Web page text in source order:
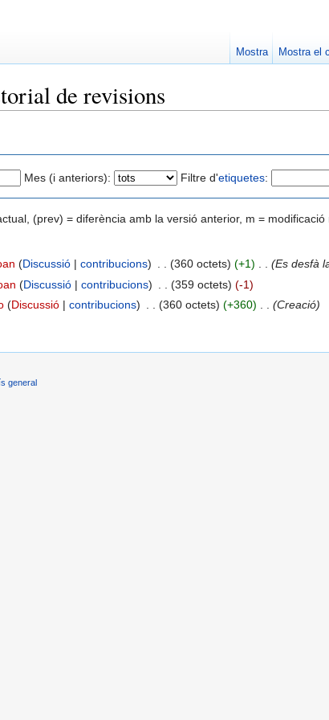
de revisions
Mes (i anteriors): Filtre d'etiquetes:
(prev) = diferència amb la versió anterior, m = modificació
(Discussió| contribucions) (360 octets) (+1) (Es desfà
(Discussió| contribucions) (359 octets) (-1)
(Discussió| contribucions) (360 octets) (+360) (Creació)
Mostra Mostra el
general